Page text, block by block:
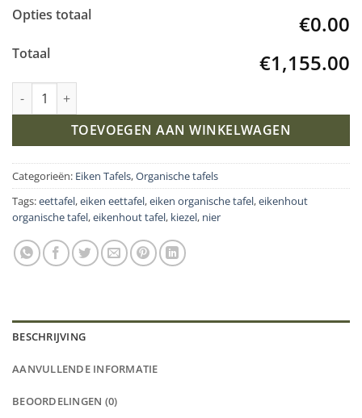
Opties totaal €0.00
Totaal €1,155.00
Eikenhout Organische tafel met Ster onderstel aantal
TOEVOEGEN AAN WINKELWAGEN
Categorieën: Eiken Tafels,Organische tafels
Tags:eettafel,eiken eettafel,eiken organische tafel,eikenhout
organische tafel,eikenhout tafel, kiezel, nier
BESCHRIJVING
AANVULLENDE INFORMATIE
BEOORDELINGEN (0)